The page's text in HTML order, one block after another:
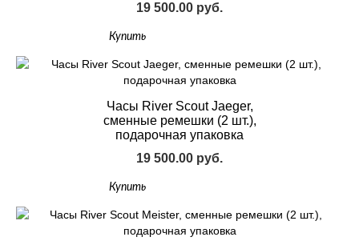
19 500.00 руб.
Купить
Часы River Scout Jaeger,
сменные ремешки (2 шт.),
подарочная упаковка
19 500.00 руб.
Купить